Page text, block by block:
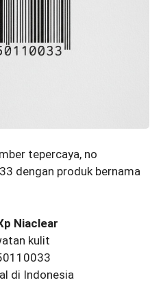
tepercaya, no
dengan produk bernama
Niaclear
kulit
di Indonesia